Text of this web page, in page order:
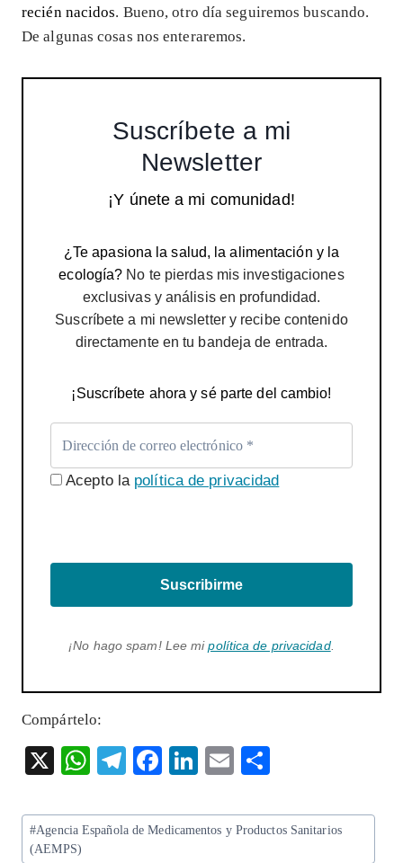
recién nacidos. Bueno, otro día seguiremos buscando.
De algunas cosas nos enteraremos.
Suscríbete a mi
Newsletter
¡Y únete a mi comunidad!
¿Te apasiona la salud, la alimentación y la
ecología? No te pierdas mis investigaciones
exclusivas y análisis en profundidad.
Suscríbete a mi newsletter y recibe contenido
directamente en tu bandeja de entrada.
¡Suscríbete ahora y sé parte del cambio!
Acepto la política de privacidad
Suscribirme
¡No hago spam! Lee mipolítica de privacidad.
Compártelo:
X
W
ts
A
T
eg
F
eb
Li
ke
E
ai re
Etiquetas
de
#Agencia Española de Medicamentos y Productos Sanitarios
(AEMPS)